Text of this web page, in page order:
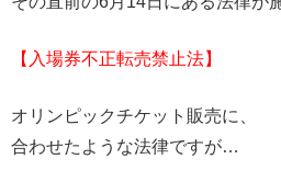
【入場券不正転売禁止法】
オリンピックチケット販売に、
合わせたような法律ですが…